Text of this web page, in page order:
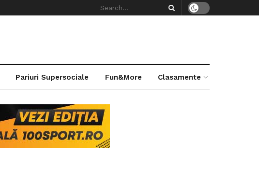
Pariuri Supersociale Fun&More Clasamente